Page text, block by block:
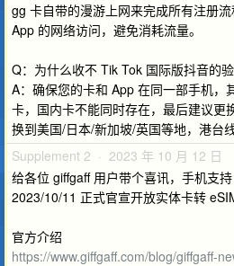
gg 卡自带的漫游上网来完成所有注册
App 的网络访问，避免消耗流量。
Q：为什么收不 Tik Tok 国际版抖音的验
A：确保您的卡和 App 在同一部手机，
卡，国内卡不能同时存在，最后建议更
换到美国/日本/新加坡/英国等地，港台
Supplement 2 · 2023 年 10 月 12 日
给各位 giffgaff 用户带个喜讯，手机支
2023/10/11 正式官宣开放实体卡转
官方介绍
https://www.giffgaff.com/blog/giffgaff-